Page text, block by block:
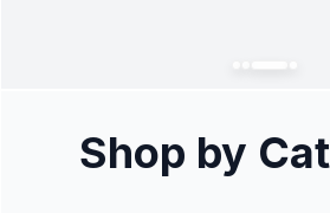
Shop by